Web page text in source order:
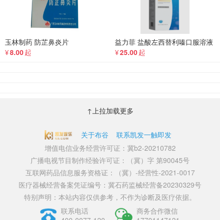
玉林制药 防芷鼻炎片
¥8.00起
益力菲 盐酸左西替利嗪口服溶液
¥25.00起
↑上拉加载更多
关于布谷
联系凯发一触即发
增值电信业务经营许可证：冀b2-20210782
广播电视节目制作经验许可证：（冀）字 第90045号
互联网药品信息服务资格证：（冀）-经营性-2021-0017
医疗器械经营备案凭证编号：冀石药监械经营备20230329号
特别声明：本站内容仅供参考，不作为诊断及医疗依据。
联系电话
商务合作微信